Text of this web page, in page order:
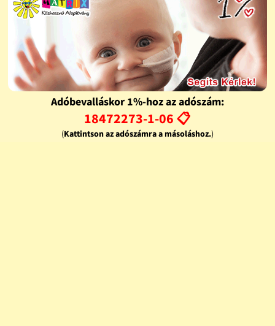
Adóbevalláskor 1%-hoz az adószám:
18472273-1-06 📋
(Kattintson az adószámra a másoláshoz.)